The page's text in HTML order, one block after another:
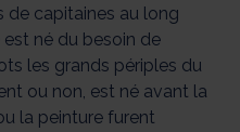
de capitaines au long
né du besoin de
les grands périples du
ou non, est né avant la
la peinture furent